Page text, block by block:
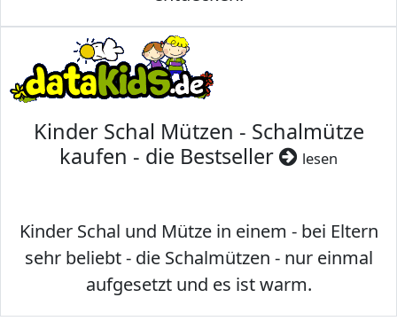
Kinder Schal Mützen - Schalmütze
kaufen - die Bestseller
lesen
Kinder Schal und Mütze in einem - bei Eltern
sehr beliebt - die Schalmützen - nur einmal
aufgesetzt und es ist warm.